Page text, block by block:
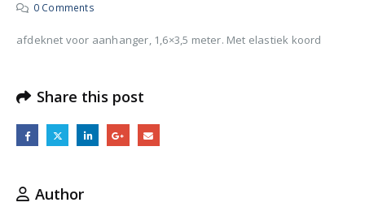
0 Comments
afdeknet voor aanhanger, 1,6×3,5 meter. Met elastiek koord
Share this post
Author